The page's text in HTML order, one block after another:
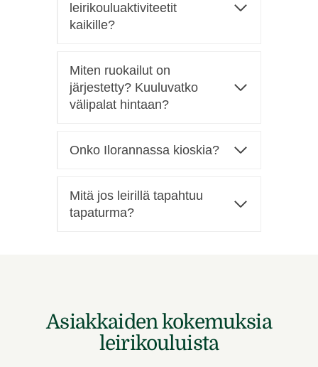
leirikouluaktiviteetit
kaikille?
Miten ruokailut on
järjestetty? Kuuluvatko
välipalat hintaan?
Onko Ilorannassa kioskia?
Mitä jos leirillä tapahtuu
tapaturma?
Asiakkaiden kokemuksia
leirikouluista